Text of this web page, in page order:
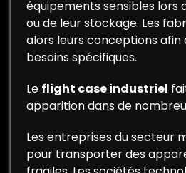
équipements sensibles lors
ou de leur stockage. Les
alors leurs conceptions afin
besoins spécifiques.
Le flight case industriel
apparition dans de
Les entreprises du secteur
pour transporter des